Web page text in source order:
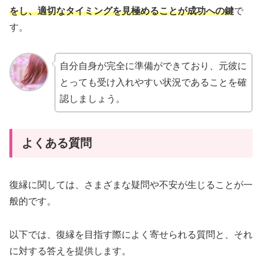
をし、適切なタイミングを見極めることが成功への鍵で
す。
自分自身が完全に準備ができており、元彼に
とっても受け入れやすい状況であることを確
認しましょう。
よくある質問
復縁に関しては、さまざまな疑問や不安が生じることが一
般的です。
以下では、復縁を目指す際によく寄せられる質問と、それ
に対する答えを提供します。